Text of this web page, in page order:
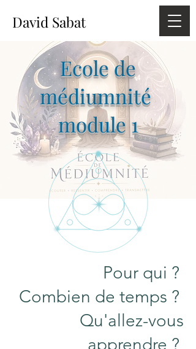
David Sabat
Ecole de
médiumnité
module 1
Pour qui ?
Combien de temps ?
Qu'allez-vous
apprendre ?